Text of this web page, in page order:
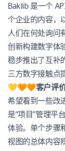
Baklib 是一个
个企业的内容，
人们在何处询问
创新构建数字体
稳步推出了互补
三方数字接触点
💛🧡🧡客户评价
希望看到一些改
是“项目”管理平
体验。单个步骤
视图的总体内容